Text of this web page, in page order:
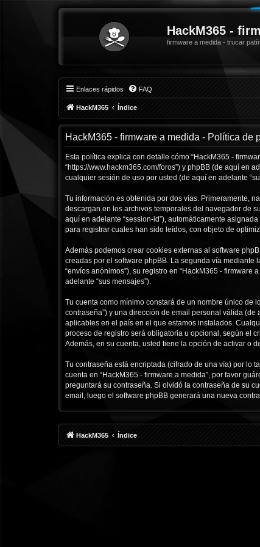
HackM365 -
firmware a medida - trucar
Enlaces rápidos FAQ
HackM365 Índice
HackM365 - firmware a medida - Política de
Esta política explica con detalle cómo “HackM365 -
“https://www.hackm365.com/foros”) y phpBB (de aquí en
cualquier sesión de uso por usted (de aquí en adelante
Tu información es obtenida por dos vías. Primeramente,
descargan en los archivos temporales del navegador de
aquí en adelante “session-id”), automáticamente
para registrar cuales han sido leídos, con objeto de
Además podemos crear cookies externas al software
creadas por el software phpBB. La segunda vía
“envíos anónimos”), su registro en “HackM365 -
adelante “sus mensajes”).
Tu cuenta como mínimo constará de un nombre único de
contraseña”) y una dirección de email personal válida (de
aplicables en el país en el que estamos instalados.
proceso de registro será obligatoria u opcional, según el
Además, en su cuenta, usted tiene la opción de activar o
Tu contraseña está encriptada (cifrado de una vía) por lo
cuenta en “HackM365 - firmware a medida”, por favor
preguntará su contraseña. Si olvidó la contraseña de su
email, luego el software phpBB generará una nueva
HackM365 Índice